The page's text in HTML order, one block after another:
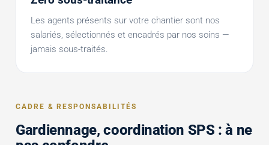
Les agents présents sur votre chantier sont nos
salariés, sélectionnés et encadrés par nos soins —
jamais sous-traités.
CADRE & RESPONSABILITÉS
Gardiennage, coordination SPS : à ne